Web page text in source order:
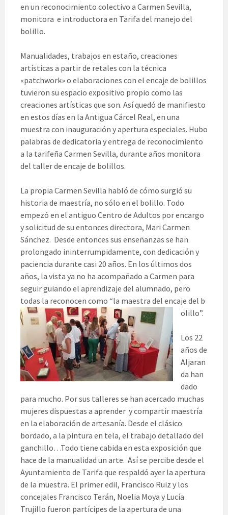
en un reconocimiento colectivo a Carmen Sevilla,
monitora e introductora en Tarifa del manejo del
bolillo.
Manualidades, trabajos en estaño, creaciones
artísticas a partir de retales con la técnica
«patchwork» o elaboraciones con el encaje de bolillos
tuvieron su espacio expositivo propio como las
creaciones artísticas que son. Así quedó de manifiesto
en estos días en la Antigua Cárcel Real, en una
muestra con inauguración y apertura especiales. Hubo
palabras de dedicatoria y entrega de reconocimiento
a la tarifeña Carmen Sevilla, durante años monitora
del taller de encaje de bolillos.
La propia Carmen Sevilla habló de cómo surgió su
historia de maestría, no sólo en el bolillo. Todo
empezó en el antiguo Centro de Adultos por encargo
y solicitud de su entonces directora, Mari Carmen
Sánchez. Desde entonces sus enseñanzas se han
prolongado ininterrumpidamente, con dedicación y
paciencia durante casi 20 años. En los últimos dos
años, la vista ya no ha acompañado a Carmen para
seguir guiando el aprendizaje del alumnado, pero
todas la reconocen como “la maestra del encaje del b
olillo”.
Los 22
años de
Aljaran
da han
dado
para mucho. Por sus talleres se han acercado muchas
mujeres dispuestas a aprender y compartir maestría
en la elaboración de artesanía. Desde el clásico
bordado, a la pintura en tela, el trabajo detallado del
ganchillo…Todo tiene cabida en esta exposición que
hace de la manualidad un arte. Así se percibe desde el
Ayuntamiento de Tarifa que respaldó ayer la apertura
de la muestra. El primer edil, Francisco Ruiz y los
concejales Francisco Terán, Noelia Moya y Lucía
Trujillo fueron partícipes de la apertura de una